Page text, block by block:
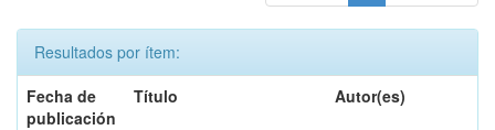
Resultados por ítem:
Fecha de
publicación
Título Autor(es)